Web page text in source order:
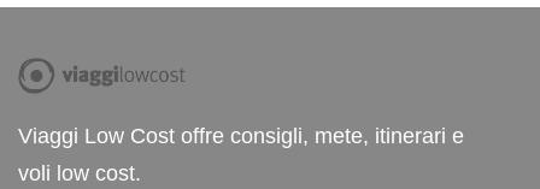
Viaggi Low Cost offre consigli, mete, itinerari e
voli low cost.